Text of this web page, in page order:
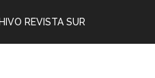
REVISTA SUR